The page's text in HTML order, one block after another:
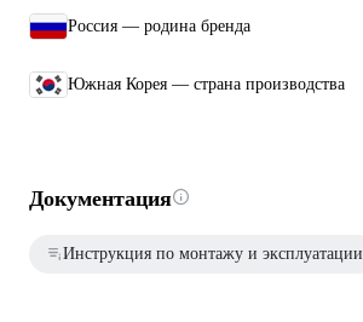
Россия — родина бренда
Южная Корея — страна производства
Документация
Инструкция по монтажу и эксплуатации